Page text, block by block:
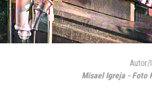
Autor/
Misael Igreja - Foto